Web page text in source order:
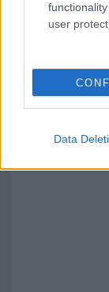
user
Data